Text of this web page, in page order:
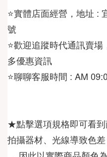
⭐️實體店面經營，地址 :
⭐️歡迎追蹤時代通訊賣
⭐️聊聊客服時間 : AM
★點擊選項規格即可看